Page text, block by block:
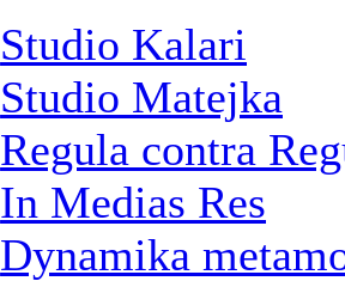
Studio Kalari
Studio Matejka
Regula contra
In Medias Res
Dynamika